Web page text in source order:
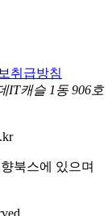
취급방침
IT캐슬 1동 906호
북스에 있으며